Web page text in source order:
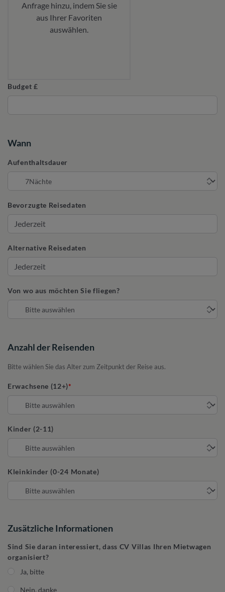
Anfrage hinzu, indem Sie sie
aus Ihrer Favoriten
auswählen.
Budget £
Wann
Aufenthaltsdauer
Bevorzugte Reisedaten
Alternative Reisedaten
Von wo aus möchten Sie fliegen?
Anzahl der Reisenden
Bitte wählen Sie das Alter zum Zeitpunkt der Reise aus.
Erwachsene (12+)
Kinder (2-11)
Kleinkinder (0-24 Monate)
Zusätzliche Informationen
Sind Sie daran interessiert, dass CV Villas Ihren Mietwagen
organisiert?
Ja, bitte
Nein, danke